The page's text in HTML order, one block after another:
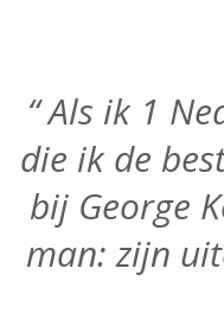
“ Als ik 1
die ik de
bij George
man: zijn